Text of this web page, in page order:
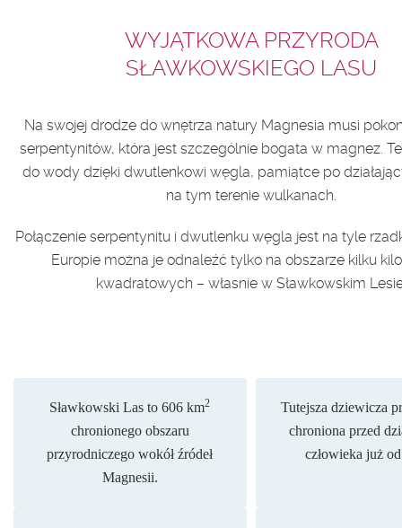
WYJĄTKOWA PRZYRODA
SŁAWKOWSKIEGO LASU
Na swojej drodze do wnętrza natury Magnesia musi
serpentynitów, która jest szczególnie bogata w magnez.
do wody dzięki dwutlenkowi węgla, pamiątce po
na tym terenie wulkanach.
Połączenie serpentynitu i dwutlenku węgla jest na tyle
Europie można je odnaleźć tylko na obszarze kilku
kwadratowych – własnie w Sławkowskim
Sławkowski Las to 606 km2
chronionego obszaru
przyrodniczego wokół źródeł
Magnesii.
Tutejsza dziewicza
chroniona przed
człowieka już